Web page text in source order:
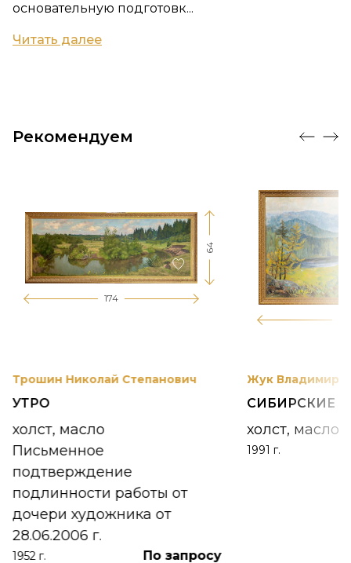
основательную подготовк...
Читать далее
Рекомендуем
174
64
Трошин Николай Степанович
УТРО
холст, масло
Письменное
подтверждение
подлинности работы от
дочери художника от
28.06.2006 г.
1952 г. По запросу
Жук Владимир
СИБИРСКИЕ
холст, масло
1991 г.